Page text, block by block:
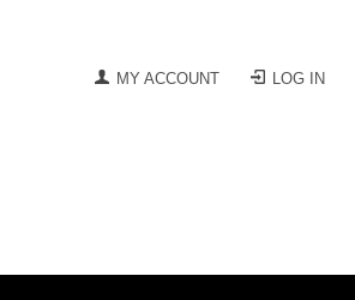
MY ACCOUNT LOG IN